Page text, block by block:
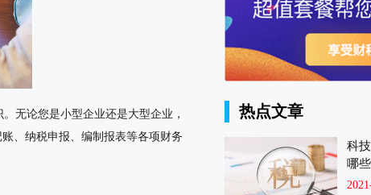
无论您是小型企业还是大型企业，
、纳税申报、编制报表等各项财务
热点文章
科
哪